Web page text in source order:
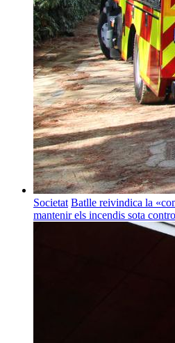
Societat Batlle reivindica la
mantenir els incendis sota